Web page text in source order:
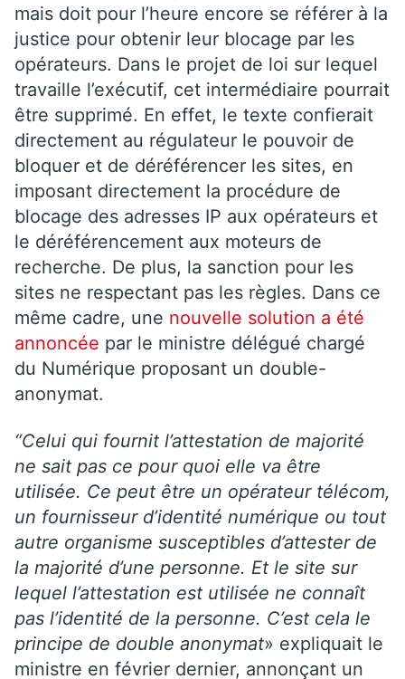
mais doit pour l’heure encore se référer à la
justice pour obtenir leur blocage par les
opérateurs. Dans le projet de loi sur lequel
travaille l’exécutif, cet intermédiaire pourrait
être supprimé. En effet, le texte confierait
directement au régulateur le pouvoir de
bloquer et de déréférencer les sites, en
imposant directement la procédure de
blocage des adresses IP aux opérateurs et
le déréférencement aux moteurs de
recherche. De plus, la sanction pour les
sites ne respectant pas les règles. Dans ce
même cadre, une nouvelle solution a été
annoncée par le ministre délégué chargé
du Numérique proposant un double-
anonymat.
“Celui qui fournit l’attestation de majorité
ne sait pas ce pour quoi elle va être
utilisée. Ce peut être un opérateur télécom,
un fournisseur d’identité numérique ou tout
autre organisme susceptibles d’attester de
la majorité d’une personne. Et le site sur
lequel l’attestation est utilisée ne connaît
pas l’identité de la personne. C’est cela le
principe de double anonymat» expliquait le
ministre en février dernier, annonçant un